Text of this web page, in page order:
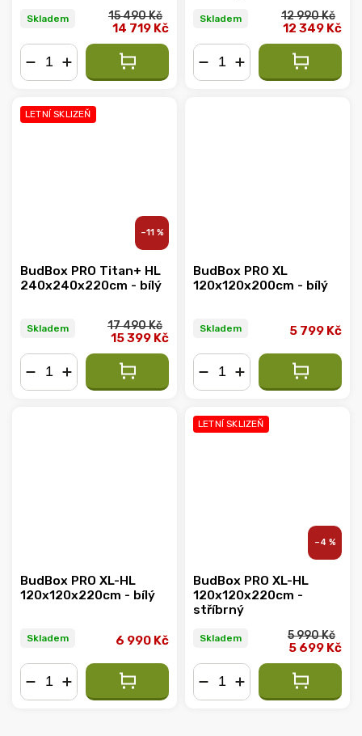
Skladem 15 490 Kč
14 719 Kč
Skladem 12 990 Kč
12 349 Kč
LETNÍ SKLIZEŇ
–11 %
BudBox PRO Titan+ HL
240x240x220cm - bílý
Skladem 17 490 Kč
15 399 Kč
BudBox PRO XL
120x120x200cm - bílý
Skladem 5 799 Kč
BudBox PRO XL-HL
120x120x220cm - bílý
Skladem 6 990 Kč
LETNÍ SKLIZEŇ
–4 %
BudBox PRO XL-HL
120x120x220cm -
stříbrný
Skladem 5 990 Kč
5 699 Kč